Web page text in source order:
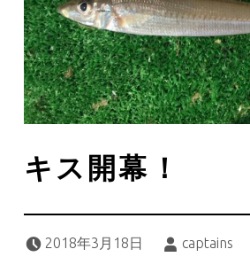
キス開幕！
2018年3月18日
captains